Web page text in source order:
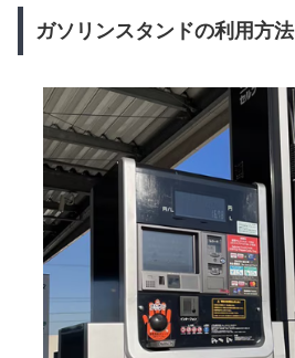
ガソリンスタンドの利用方法